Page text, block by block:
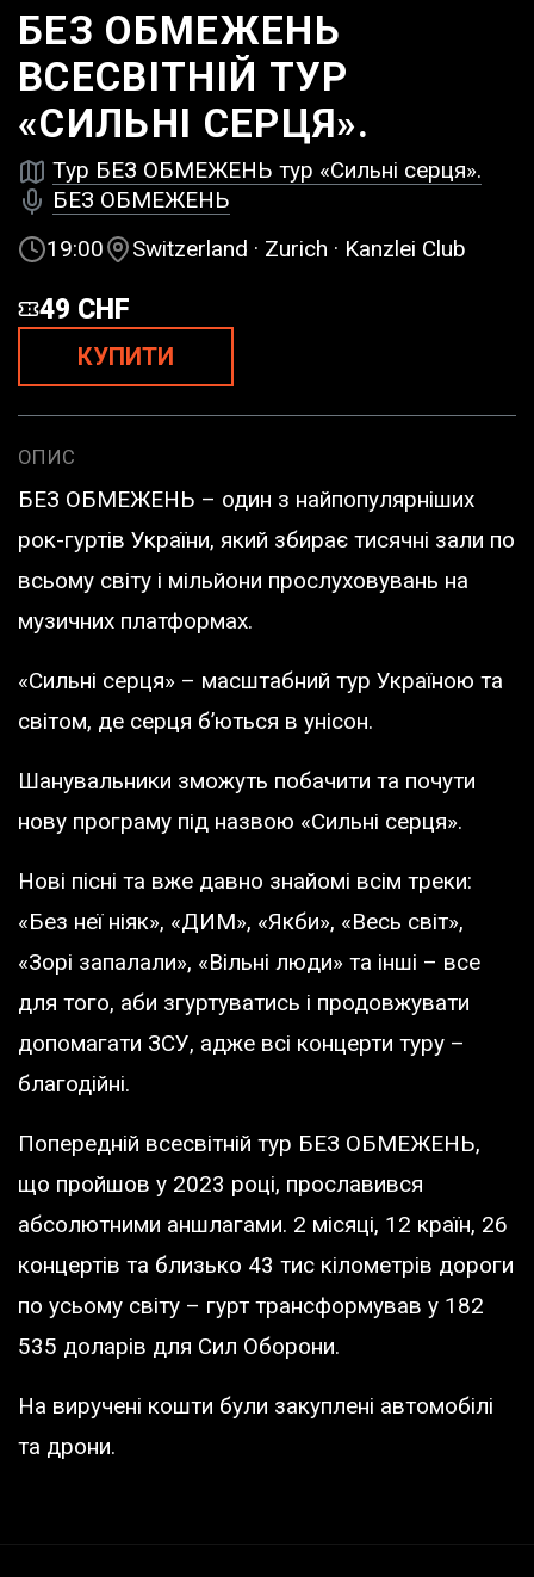
БЕЗ ОБМЕЖЕНЬ
ВСЕСВІТНІЙ ТУР
«СИЛЬНІ СЕРЦЯ».
Тур БЕЗ ОБМЕЖЕНЬ тур «Сильні серця».
БЕЗ ОБМЕЖЕНЬ
19:00
Switzerland · Zurich · Kanzlei Club
49 CHF
КУПИТИ
ОПИС
БЕЗ ОБМЕЖЕНЬ – один з найпопулярніших
рок-гуртів України, який збирає тисячні зали по
всьому світу і мільйони прослуховувань на
музичних платформах.
«Сильні серця» – масштабний тур Україною та
світом, де серця бʼються в унісон.
Шанувальники зможуть побачити та почути
нову програму під назвою «Сильні серця».
Нові пісні та вже давно знайомі всім треки:
«Без неї ніяк», «ДИМ», «Якби», «Весь світ»,
«Зорі запалали», «Вільні люди» та інші – все
для того, аби згуртуватись і продовжувати
допомагати ЗСУ, адже всі концерти туру –
благодійні.
Попередній всесвітній тур БЕЗ ОБМЕЖЕНЬ,
що пройшов у 2023 році, прославився
абсолютними аншлагами. 2 місяці, 12 країн, 26
концертів та близько 43 тис кілометрів дороги
по усьому світу – гурт трансформував у 182
535 доларів для Сил Оборони.
На виручені кошти були закуплені автомобілі
та дрони.